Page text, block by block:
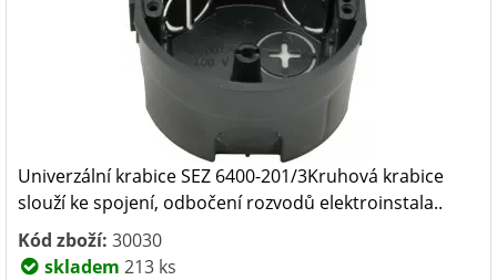
Univerzální krabice SEZ 6400-201/3Kruhová krabice
slouží ke spojení, odbočení rozvodů elektroinstala..
Kód zboží: 30030
skladem 213 ks